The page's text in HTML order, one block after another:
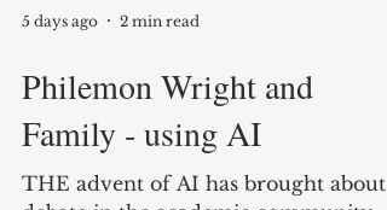
5 days ago 2 min read
Philemon Wright and
Family - using AI